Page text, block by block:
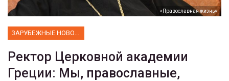
«Православная жизнь»
Ректор Церковной академии
Греции: Мы, православные,